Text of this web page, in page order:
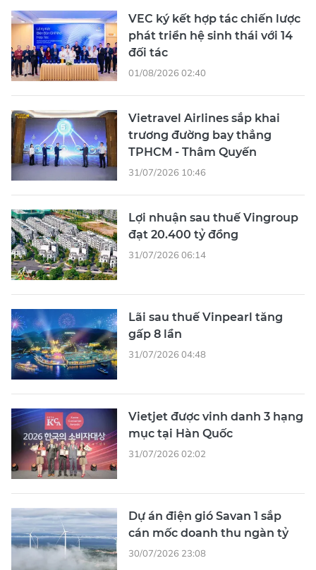
VEC ký kết hợp tác chiến lược
phát triển hệ sinh thái với 14
đối tác
01/08/2026 02:40
Vietravel Airlines sắp khai
trương đường bay thẳng
TPHCM - Thâm Quyến
31/07/2026 10:46
Lợi nhuận sau thuế Vingroup
đạt 20.400 tỷ đồng
31/07/2026 06:14
Lãi sau thuế Vinpearl tăng
gấp 8 lần
31/07/2026 04:48
Vietjet được vinh danh 3 hạng
mục tại Hàn Quốc
31/07/2026 02:02
Dự án điện gió Savan 1 sắp
cán mốc doanh thu ngàn tỷ
30/07/2026 23:08